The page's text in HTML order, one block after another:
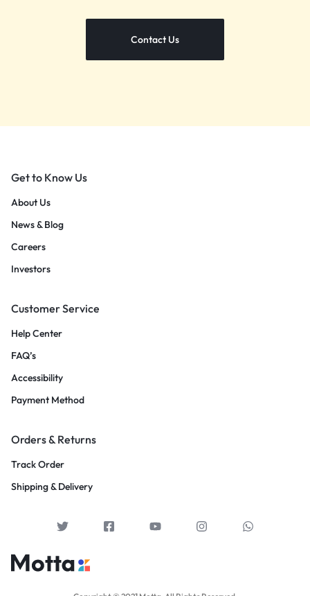
Contact Us
Get to Know Us
About Us
News & Blog
Careers
Investors
Customer Service
Help Center
FAQ’s
Accessibility
Payment Method
Orders & Returns
Track Order
Shipping & Delivery